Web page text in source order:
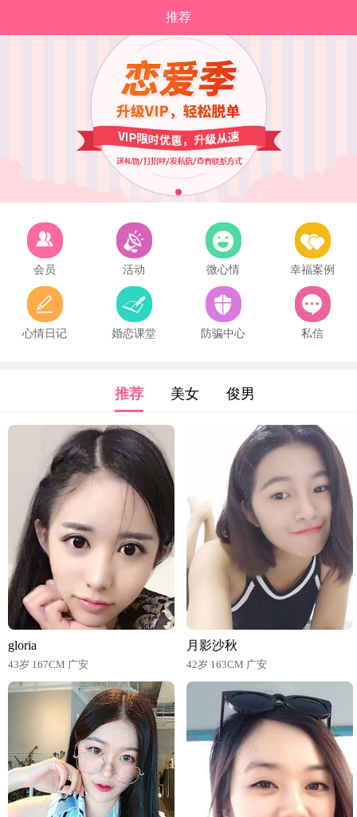
推荐
会员 活动 微心情 幸福案例
心情日记 婚恋课堂 防骗中心 私信
推荐 美女 俊男
gloria
43岁 167CM 广安
月影沙秋
42岁 163CM 广安